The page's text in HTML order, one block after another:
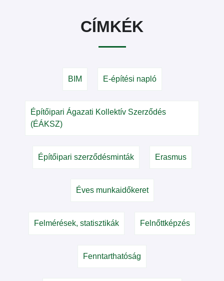
CÍMKÉK
BIM E-építési napló
Építőipari Ágazati Kollektív Szerződés
(ÉÁKSZ)
Építőipari szerződésminták Erasmus
Éves munkaidőkeret
Felmérések, statisztikák Felnőttképzés
Fenntarthatóság